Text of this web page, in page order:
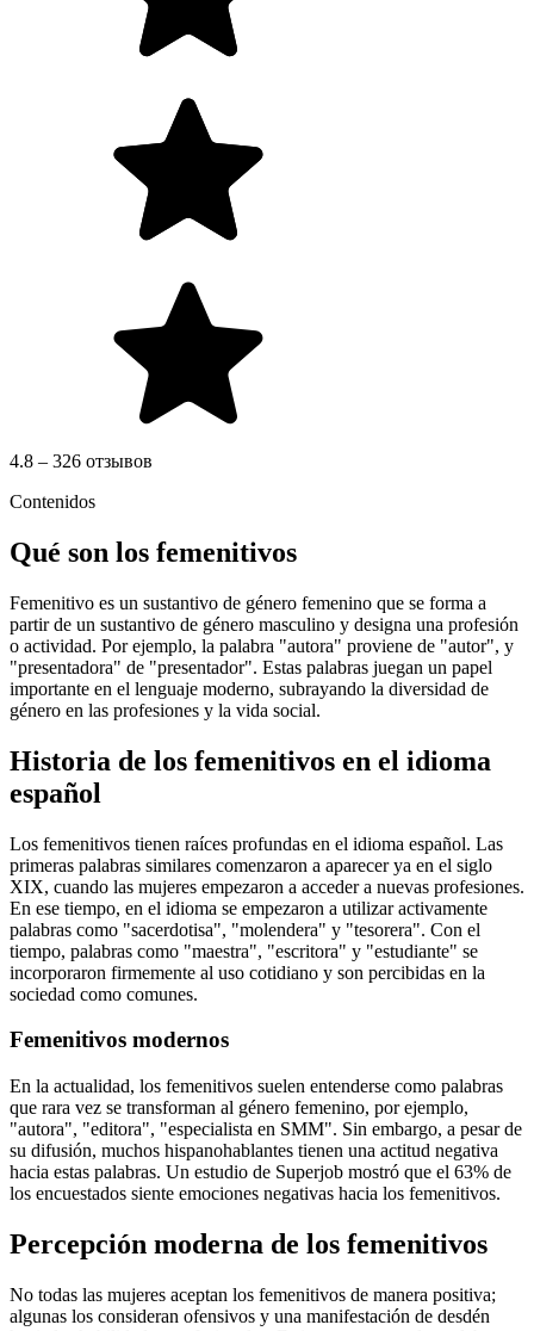
4.8 – 326 отзывов
Contenidos
Qué son los femenitivos
Femenitivo es un sustantivo de género femenino que se forma a
partir de un sustantivo de género masculino y designa una profesión
o actividad. Por ejemplo, la palabra "autora" proviene de "autor", y
"presentadora" de "presentador". Estas palabras juegan un papel
importante en el lenguaje moderno, subrayando la diversidad de
género en las profesiones y la vida social.
Historia de los femenitivos en el idioma
español
Los femenitivos tienen raíces profundas en el idioma español. Las
primeras palabras similares comenzaron a aparecer ya en el siglo
XIX, cuando las mujeres empezaron a acceder a nuevas profesiones.
En ese tiempo, en el idioma se empezaron a utilizar activamente
palabras como "sacerdotisa", "molendera" y "tesorera". Con el
tiempo, palabras como "maestra", "escritora" y "estudiante" se
incorporaron firmemente al uso cotidiano y son percibidas en la
sociedad como comunes.
Femenitivos modernos
En la actualidad, los femenitivos suelen entenderse como palabras
que rara vez se transforman al género femenino, por ejemplo,
"autora", "editora", "especialista en SMM". Sin embargo, a pesar de
su difusión, muchos hispanohablantes tienen una actitud negativa
hacia estas palabras. Un estudio de Superjob mostró que el 63% de
los encuestados siente emociones negativas hacia los femenitivos.
Percepción moderna de los femenitivos
No todas las mujeres aceptan los femenitivos de manera positiva;
algunas los consideran ofensivos y una manifestación de desdén